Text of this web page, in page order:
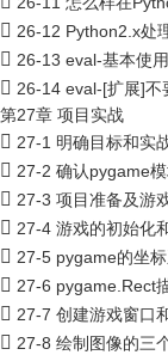
26-12 Python2.x处
26-13 eval-基本使用
26-14 eval-[扩展]不
第27章 项目实战
27-1 明确目标和实
27-2 确认pygame
27-3 项目准备及游
27-4 游戏的初始化
27-5 pygame的坐
27-6 pygame.Rect
27-7 创建游戏窗口
27-8 绘制图像的三